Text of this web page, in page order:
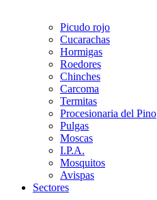
Picudo rojo
Cucarachas
Hormigas
Roedores
Chinches
Carcoma
Termitas
Procesionaria del Pino
Pulgas
Moscas
I.P.A.
Mosquitos
Avispas
Sectores